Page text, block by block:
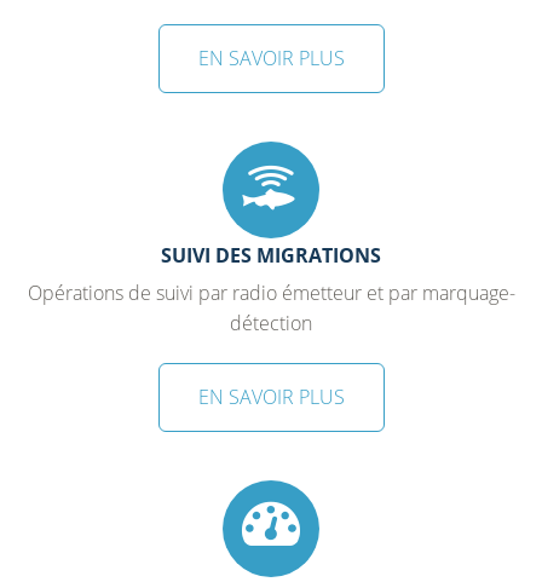
EN SAVOIR PLUS
SUIVI DES MIGRATIONS
Opérations de suivi par radio émetteur et par marquage-
détection
EN SAVOIR PLUS